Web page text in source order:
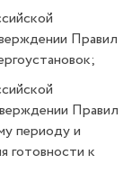
Правил
Правил
периоду и
готовности к